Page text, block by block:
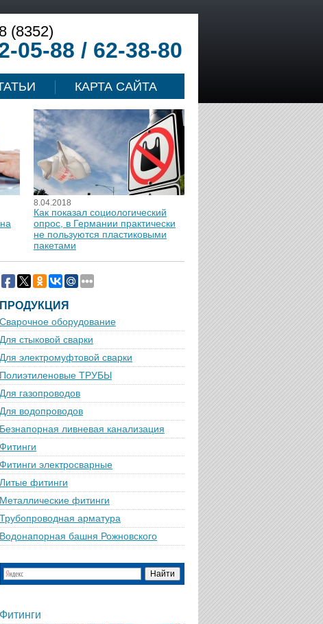
(8352)
05-88 / 62-38-80
КАРТА САЙТА
8.04.2018
Как показал социологический
опрос, в Германии практически
не пользуются пластиковыми
пакетами
ПРОДУКЦИЯ
Сварочное оборудование
Для стыковой сварки
Для электромуфтовой сварки
Полиэтиленовые ТРУБЫ
Для газопроводов
Для водопроводов
Безнапорная ливневая канализация
Фитинги
Фитинги электросварные
Литые фитинги
Металлические фитинги
Трубопроводная арматура
Водонапорная башня Рожновского
Фитинги